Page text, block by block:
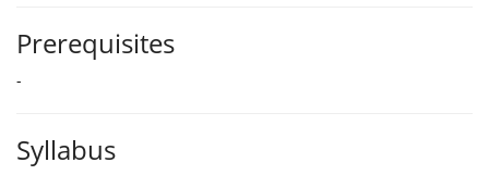
Prerequisites
-
Syllabus